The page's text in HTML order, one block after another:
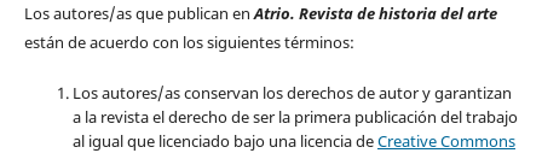
Los autores/as que publican enAtrio. Revista de historia del arte
están de acuerdo con los siguientes términos:
Los autores/as conservan los derechos de autor y garantizan
a la revista el derecho de ser la primera publicación del trabajo
al igual que licenciado bajo una licencia deCreative Commons